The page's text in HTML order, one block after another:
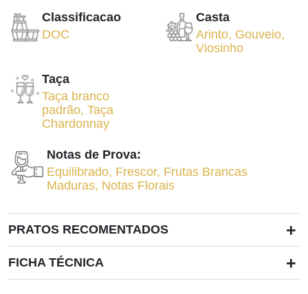
Classificacao
DOC
Casta
Arinto, Gouveio,
Viosinho
Taça
Taça branco
padrão,Taça
Chardonnay
Notas de Prova:
Equilibrado, Frescor, Frutas Brancas
Maduras, Notas Florais
PRATOS RECOMENTADOS +
FICHA TÉCNICA +